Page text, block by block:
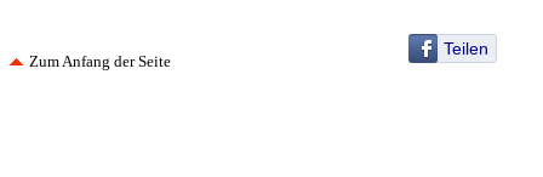
Teilen
Zum Anfang der Seite